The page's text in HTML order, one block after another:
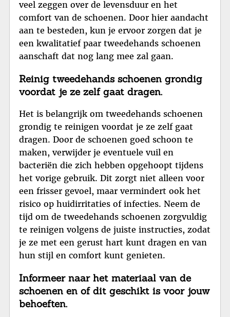
veel zeggen over de levensduur en het
comfort van de schoenen. Door hier aandacht
aan te besteden, kun je ervoor zorgen dat je
een kwalitatief paar tweedehands schoenen
aanschaft dat nog lang mee zal gaan.
Reinig tweedehands schoenen grondig
voordat je ze zelf gaat dragen.
Het is belangrijk om tweedehands schoenen
grondig te reinigen voordat je ze zelf gaat
dragen. Door de schoenen goed schoon te
maken, verwijder je eventuele vuil en
bacteriën die zich hebben opgehoopt tijdens
het vorige gebruik. Dit zorgt niet alleen voor
een frisser gevoel, maar vermindert ook het
risico op huidirritaties of infecties. Neem de
tijd om de tweedehands schoenen zorgvuldig
te reinigen volgens de juiste instructies, zodat
je ze met een gerust hart kunt dragen en van
hun stijl en comfort kunt genieten.
Informeer naar het materiaal van de
schoenen en of dit geschikt is voor jouw
behoeften.